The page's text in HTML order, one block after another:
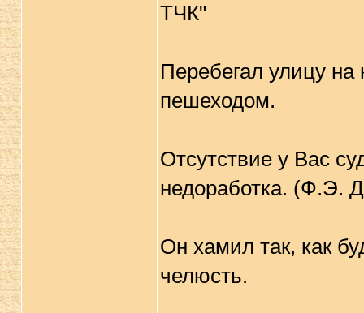
ТЧК"
Перебегал улицу
пешеходом.
Отсутствие у Вас
недоработка. (Ф.Э.
Он хамил так, как
челюсть.